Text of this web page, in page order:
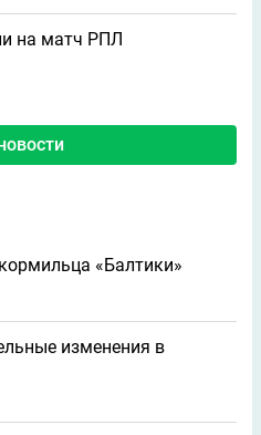
на матч РПЛ
«Балтики»
изменения в